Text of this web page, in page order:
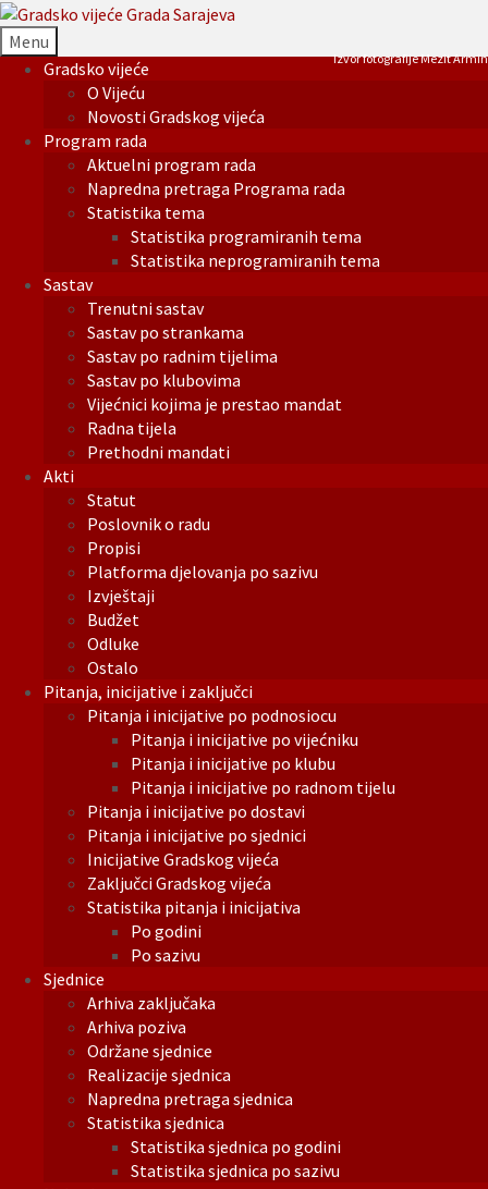
Menu
Gradsko vijeće
O Vijeću
Novosti Gradskog vijeća
Program rada
Aktuelni program rada
Napredna pretraga Programa rada
Statistika tema
Statistika programiranih tema
Statistika neprogramiranih tema
Sastav
Trenutni sastav
Sastav po strankama
Sastav po radnim tijelima
Sastav po klubovima
Vijećnici kojima je prestao mandat
Radna tijela
Prethodni mandati
Akti
Statut
Poslovnik o radu
Propisi
Platforma djelovanja po sazivu
Izvještaji
Budžet
Odluke
Ostalo
Pitanja, inicijative i zaključci
Pitanja i inicijative po podnosiocu
Pitanja i inicijative po vijećniku
Pitanja i inicijative po klubu
Pitanja i inicijative po radnom tijelu
Pitanja i inicijative po dostavi
Pitanja i inicijative po sjednici
Inicijative Gradskog vijeća
Zaključci Gradskog vijeća
Statistika pitanja i inicijativa
Po godini
Po sazivu
Sjednice
Arhiva zaključaka
Arhiva poziva
Održane sjednice
Realizacije sjednica
Napredna pretraga sjednica
Statistika sjednica
Statistika sjednica po godini
Statistika sjednica po sazivu
Izvor fotografije Mezit Armin